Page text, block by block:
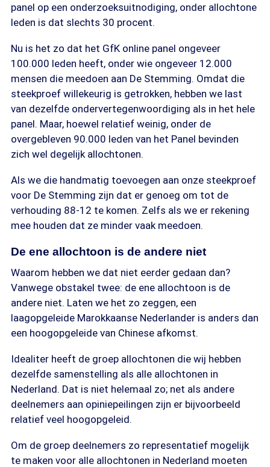
panel op een onderzoeksuitnodiging, onder allochtone
leden is dat slechts 30 procent.
Nu is het zo dat het GfK online panel ongeveer
100.000 leden heeft, onder wie ongeveer 12.000
mensen die meedoen aan De Stemming. Omdat die
steekproef willekeurig is getrokken, hebben we last
van dezelfde ondervertegenwoordiging als in het hele
panel. Maar, hoewel relatief weinig, onder de
overgebleven 90.000 leden van het Panel bevinden
zich wel degelijk allochtonen.
Als we die handmatig toevoegen aan onze steekproef
voor De Stemming zijn dat er genoeg om tot de
verhouding 88-12 te komen. Zelfs als we er rekening
mee houden dat ze minder vaak meedoen.
De ene allochtoon is de andere niet
Waarom hebben we dat niet eerder gedaan dan?
Vanwege obstakel twee: de ene allochtoon is de
andere niet. Laten we het zo zeggen, een
laagopgeleide Marokkaanse Nederlander is anders dan
een hoogopgeleide van Chinese afkomst.
Idealiter heeft de groep allochtonen die wij hebben
dezelfde samenstelling als alle allochtonen in
Nederland. Dat is niet helemaal zo; net als andere
deelnemers aan opiniepeilingen zijn er bijvoorbeeld
relatief veel hoogopgeleid.
Om de groep deelnemers zo representatief mogelijk
te maken voor alle allochtonen in Nederland moeten